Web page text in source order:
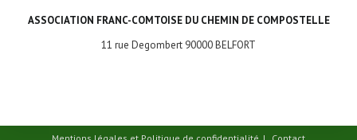
ASSOCIATION FRANC-COMTOISE DU CHEMIN DE COMPOSTELLE
11 rue Degombert 90000 BELFORT